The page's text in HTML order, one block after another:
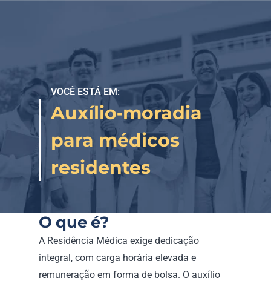
VOCÊ ESTÁ EM:
Auxílio‑moradia
para médicos
residentes
O que é?
A Residência Médica exige dedicação
integral, com carga horária elevada e
remuneração em forma de bolsa. O auxílio